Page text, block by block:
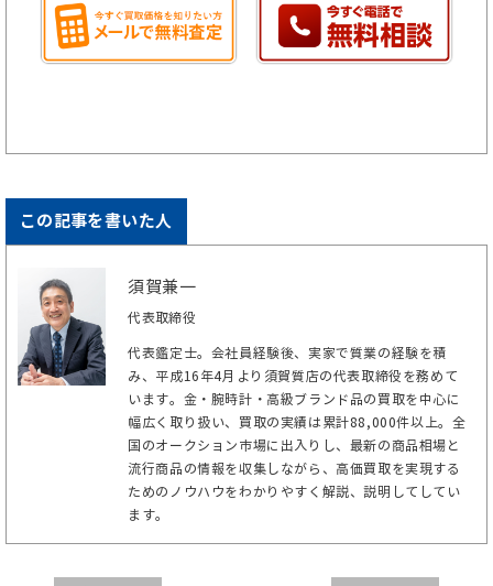
この記事を書いた人
須賀兼一
代表取締役
代表鑑定士。会社員経験後、実家で質業の経験を積
み、平成16年4月より須賀質店の代表取締役を務めて
います。金・腕時計・高級ブランド品の買取を中心に
幅広く取り扱い、買取の実績は累計88,000件以上。全
国のオークション市場に出入りし、最新の商品相場と
流行商品の情報を収集しながら、高価買取を実現する
ためのノウハウをわかりやすく解説、説明してしてい
ます。